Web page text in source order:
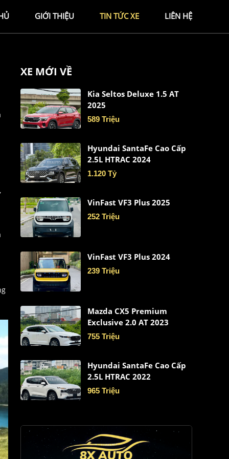
GIỚI THIỆU TIN TỨC XE LIÊN HỆ
XE MỚI VỀ
Kia Seltos Deluxe 1.5 AT
2025
589 Triệu
Hyundai SantaFe Cao Cấp
2.5L HTRAC 2024
1.120 Tỷ
VinFast VF3 Plus 2025
252 Triệu
VinFast VF3 Plus 2024
239 Triệu
Mazda CX5 Premium
Exclusive 2.0 AT 2023
755 Triệu
Hyundai SantaFe Cao Cấp
2.5L HTRAC 2022
965 Triệu